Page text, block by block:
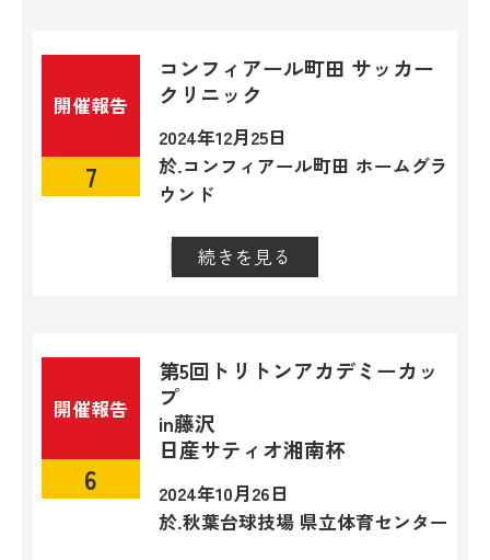
開催報告
7
コンフィアール町田 サッカー
クリニック
2024年12月25日
於.コンフィアール町田 ホームグラ
ウンド
閉じる
続きを見る
開催報告
6
第5回トリトンアカデミーカッ
プ
in藤沢
日産サティオ湘南杯
2024年10月26日
於.秋葉台球技場 県立体育センター